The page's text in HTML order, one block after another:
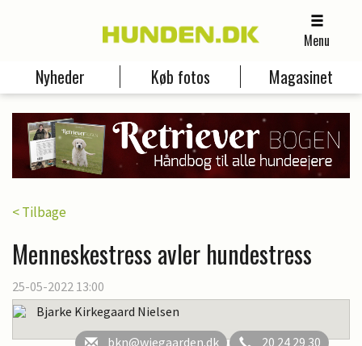
Menu
Nyheder Køb fotos Magasinet
< Tilbage
Menneskestress avler hundestress
25-05-2022 13:00
Bjarke Kirkegaard Nielsen
bkn@wiegaarden.dk
20 24 29 30